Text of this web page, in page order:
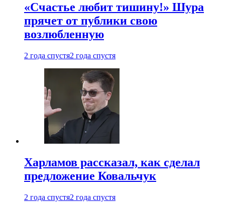
«Счастье любит тишину!» Шура
прячет от публики свою
возлюбленную
2 года спустя2 года спустя
Харламов рассказал, как сделал
предложение Ковальчук
2 года спустя2 года спустя